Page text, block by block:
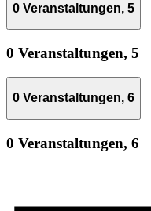
0 Veranstaltungen, 5
0 Veranstaltungen, 5
0 Veranstaltungen, 6
0 Veranstaltungen, 6